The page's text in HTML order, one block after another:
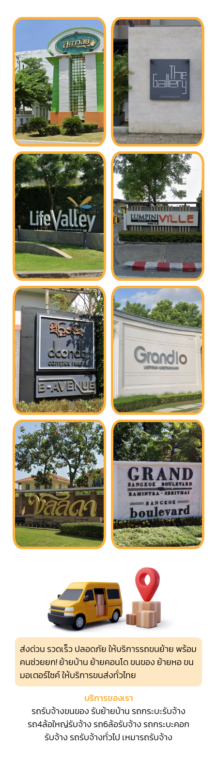
ส่งด่วน รวดเร็ว ปลอดภัย ให้บริการรถขนย้าย พร้อม
คนช่วยยก! ย้ายบ้าน ย้ายคอนโด ขนของ ย้ายหอ ขน
มอเตอร์ไซค์ ให้บริการขนส่งทั่วไทย
บริการของเรา
รถรับจ้างขนของ รับย้ายบ้าน รถกระบะรับจ้าง
รถ4ล้อใหญ่รับจ้าง รถ6ล้อรับจ้าง รถกระบะคอก
รับจ้าง รถรับจ้างทั่วไป เหมารถรับจ้าง